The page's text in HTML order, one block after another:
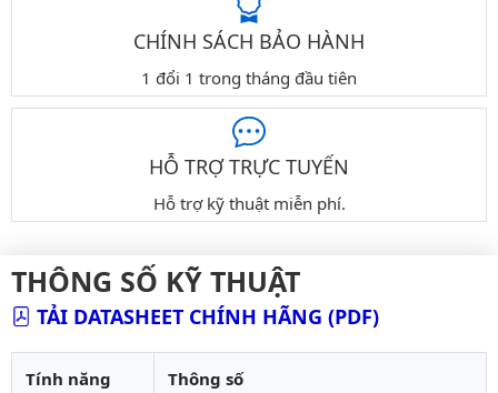
CHÍNH SÁCH BẢO HÀNH
1 đổi 1 trong tháng đầu tiên
HỖ TRỢ TRỰC TUYẾN
Hỗ trợ kỹ thuật miễn phí.
THÔNG SỐ KỸ THUẬT
TẢI DATASHEET CHÍNH HÃNG (PDF)
Tính năng Thông số